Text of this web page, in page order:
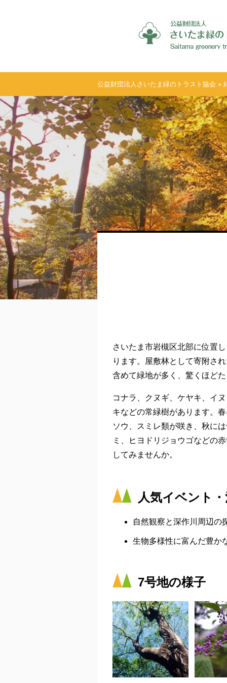
公益財団法人さいたま緑のトラスト協会 »
さいたま市岩槻区北部に位置
ります。屋敷林として寄附さ
含めて緑地が多く、驚くほど
コナラ、クヌギ、ケヤキ、イ
キなどの常緑樹があります。
ソウ、スミレ類が咲き、秋に
ミ、ヒヨドリジョウゴなどの
してみませんか。
人気イベント
自然観察と深作川周辺
生物多様性に富んだ豊か
7号地の様子